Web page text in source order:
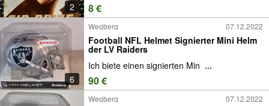
2 8 €
6
Wegberg 07.12.2022
Football NFL Helmet Signierter Mini Helm
der LV Raiders
Ich biete einen signierten Min ...
90 €
Wegberg 07.12.2022